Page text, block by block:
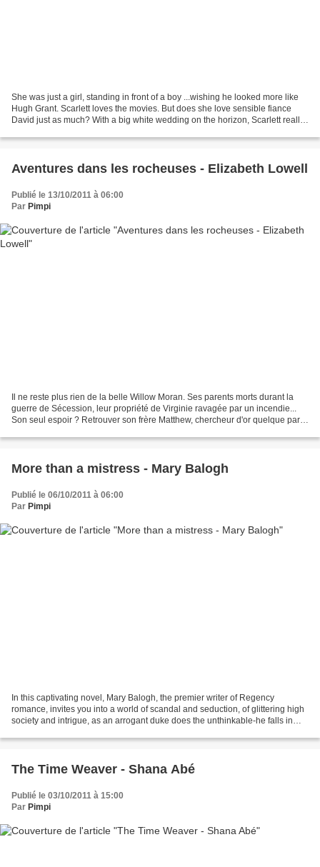
She was just a girl, standing in front of a boy ...wishing he looked more like
Hugh Grant. Scarlett loves the movies. But does she love sensible fiance
David just as much? With a big white wedding on the horizon, Scarlett really
Aventures dans les rocheuses - Elizabeth Lowell
Publié le 13/10/2011 à 06:00
Par Pimpi
Il ne reste plus rien de la belle Willow Moran. Ses parents morts durant la
guerre de Sécession, leur propriété de Virginie ravagée par un incendie...
Son seul espoir ? Retrouver son frère Matthew, chercheur d'or quelque part
More than a mistress - Mary Balogh
Publié le 06/10/2011 à 06:00
Par Pimpi
In this captivating novel, Mary Balogh, the premier writer of Regency
romance, invites you into a world of scandal and seduction, of glittering high
society and intrigue, as an arrogant duke does the unthinkable-he falls in
The Time Weaver - Shana Abé
Publié le 03/10/2011 à 15:00
Par Pimpi